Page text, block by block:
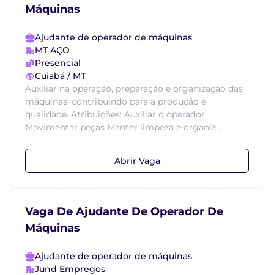
Máquinas
Ajudante de operador de máquinas
MT AÇO
Presencial
Cuiabá / MT
Auxiliar na operação, preparação e organização das
máquinas, contribuindo para a produção e
qualidade. Atribuições: Auxiliar o operador
Movimentar peças Manter limpeza e organiz...
Abrir Vaga
Vaga De Ajudante De Operador De
Máquinas
Ajudante de operador de máquinas
Jund Empregos